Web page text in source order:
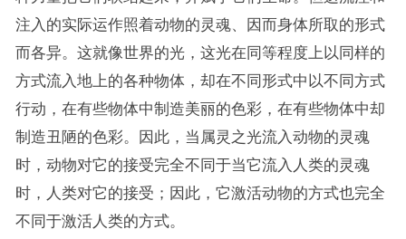
注入的实际运作照着动物的灵魂、因而身体所取的形式
而各异。这就像世界的光，这光在同等程度上以同样的
方式流入地上的各种物体，却在不同形式中以不同方式
行动，在有些物体中制造美丽的色彩，在有些物体中却
制造丑陋的色彩。因此，当属灵之光流入动物的灵魂
时，动物对它的接受完全不同于当它流入人类的灵魂
时，人类对它的接受；因此，它激活动物的方式也完全
不同于激活人类的方式。